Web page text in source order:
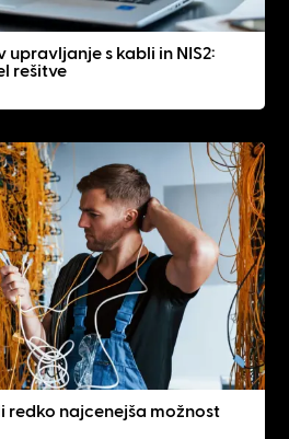
s kabli in NIS2:
rešitve
redko najcenejša možnost